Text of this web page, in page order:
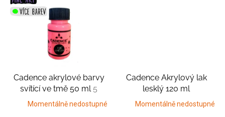
Cadence akrylové barvy
svítící ve tmě 50 ml 5
barev
Momentálně nedostupné
Cadence Akrylový lak
lesklý 120 ml
Transparentní lak
Momentálně nedostupné